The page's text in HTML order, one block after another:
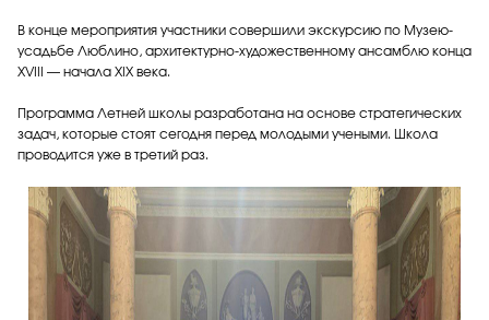
В конце мероприятия участники совершили экскурсию по Музею-
усадьбе Люблино, архитектурно-художественному ансамблю конца
XVIII — начала XIX века.
Программа Летней школы разработана на основе стратегических
задач, которые стоят сегодня перед молодыми учеными. Школа
проводится уже в третий раз.